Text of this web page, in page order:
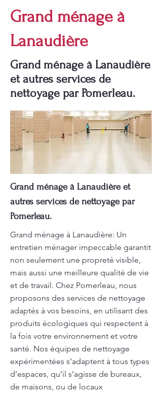
Grand ménage à
Lanaudière
Grand ménage à Lanaudière
et autres services de
nettoyage par Pomerleau.
Grand ménage à Lanaudière et
autres services de nettoyage par
Pomerleau.
Grand ménage à Lanaudière: Un
entretien ménager impeccable garantit
non seulement une propreté visible,
mais aussi une meilleure qualité de vie
et de travail. Chez Pomerleau, nous
proposons des services de nettoyage
adaptés à vos besoins, en utilisant des
produits écologiques qui respectent à
la fois votre environnement et votre
santé. Nos équipes de nettoyage
expérimentées s’adaptent à tous types
d’espaces, qu’il s’agisse de bureaux,
de maisons, ou de locaux